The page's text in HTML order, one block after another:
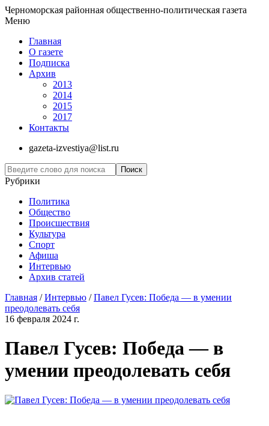
Черноморская районная общественно-политическая газета
Меню
Главная
О газете
Подписка
Архив
2013
2014
2015
2017
Контакты
gazeta-izvestiya@list.ru
Рубрики
Политика
Общество
Проиcшествия
Культура
Спорт
Афиша
Интервью
Архив статей
Главная /Интервью /Павел Гусев: Победа — в умении
преодолевать себя
16 февраля 2024 г.
Павел Гусев: Победа — в
умении преодолевать себя